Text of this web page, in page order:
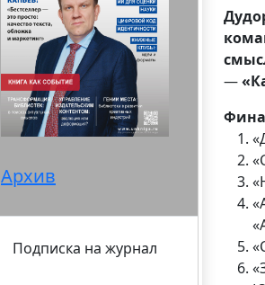
Архив
Подписка на журнал
—